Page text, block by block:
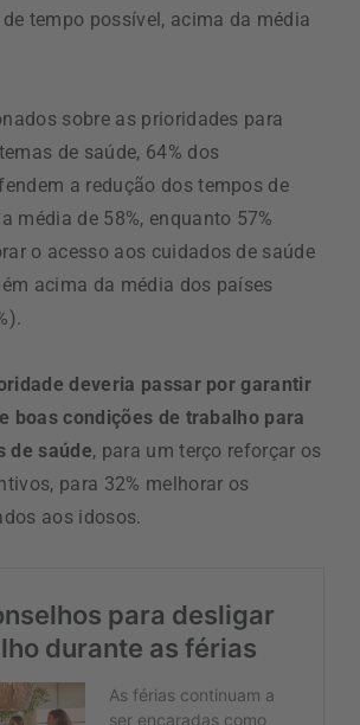
tempo possível, acima da média
sobre as prioridades para
de saúde, 64% dos
a redução dos tempos de
média de 58%, enquanto 57%
o acesso aos cuidados de saúde
acima da média dos países
deveria passar por garantir
boas condições de trabalho para
de saúde, para um terço reforçar os
para 32% melhorar os
aos idosos.